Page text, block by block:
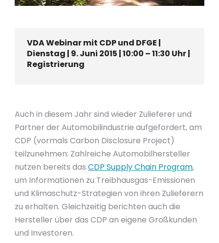
VDA Webinar mit CDP und DFGE |
Dienstag | 9. Juni 2015 | 10:00 – 11:30 Uhr |
Registrierung
Auch in diesem Jahr sind wieder Zulieferer und
Partner der Automobilindustrie aufgefordert, am
CDP (vormals Carbon Disclosure Project)
teilzunehmen: Zahlreiche Automobilhersteller
nutzen bereits das CDP Supply Chain Program,
um Informationen zu Treibhausgas-Emissionen
und Klimaschutz-Strategien von ihren Zulieferern
zu erhalten. Gleichzeitig berichten auch die
Hersteller über das CDP an eigene Großkunden
und Investoren.